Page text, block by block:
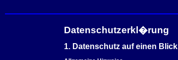
Datenschutzerkl�rung
1. Datenschutz auf einen Blick